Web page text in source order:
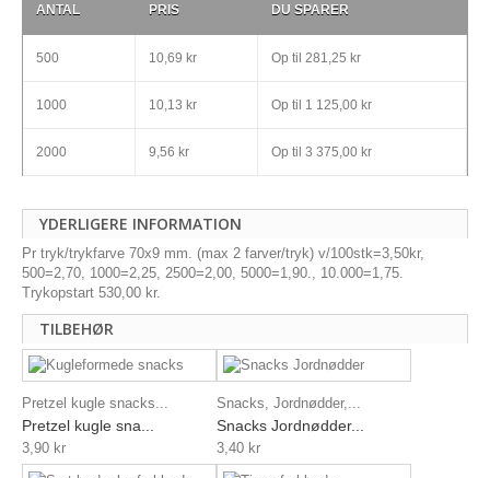
ANTAL PRIS DU SPARER
500 10,69 kr Op til 281,25 kr
1000 10,13 kr Op til 1 125,00 kr
2000 9,56 kr Op til 3 375,00 kr
YDERLIGERE INFORMATION
Pr tryk/trykfarve 70x9 mm. (max 2 farver/tryk) v/100stk=3,50kr,
500=2,70, 1000=2,25, 2500=2,00, 5000=1,90., 10.000=1,75.
Trykopstart 530,00 kr.
TILBEHØR
Pretzel kugle snacks...
Pretzel kugle sna...
3,90 kr
Snacks, Jordnødder,...
Snacks Jordnødder...
3,40 kr